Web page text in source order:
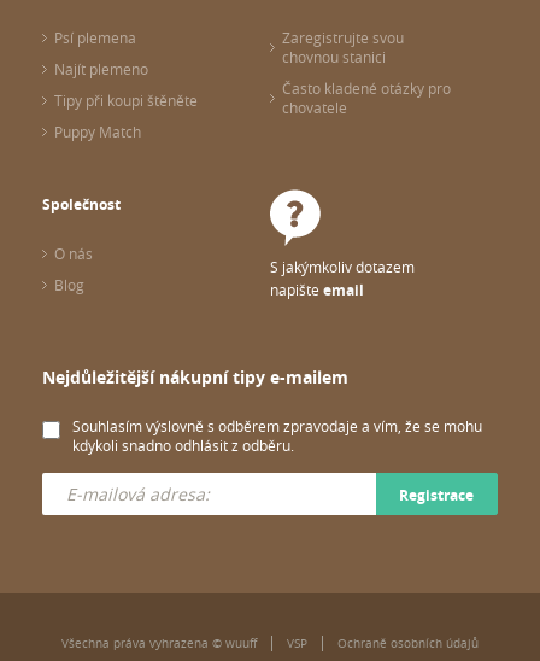
Psí plemena
Najít plemeno
Tipy při koupi štěněte
Puppy Match
Zaregistrujte svou
chovnou stanici
Často kladené otázky pro
chovatele
Společnost
O nás
Blog
S jakýmkoliv dotazem
napište email
Nejdůležitější nákupní tipy e-mailem
Souhlasím výslovně s odběrem zpravodaje a vím, že se mohu
kdykoli snadno odhlásit z odběru.
Registrace
Všechna práva vyhrazena © wuuff VSP Ochraně osobních údajů